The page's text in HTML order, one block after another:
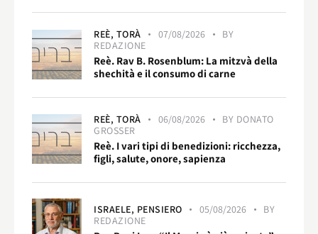
REÈ, TORÀ 07/08/2026
BY
REDAZIONE
Reè. Rav B. Rosenblum: La mitzvà della
shechità e il consumo di carne
REÈ, TORÀ 06/08/2026 BY DONATO
GROSSER
Reè. I vari tipi di benedizioni: ricchezza,
figli, salute, onore, sapienza
ISRAELE, PENSIERO 05/08/2026
BY
REDAZIONE